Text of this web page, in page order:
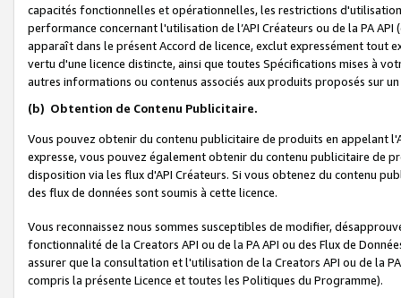
capacités fonctionnelles et opérationnelles, les restrictions
performance concernant l'utilisation de l’API Créateurs ou de la PA
apparaît dans le présent Accord de licence, exclut expressément tout
vertu d'une licence distincte, ainsi que toutes Spécifications mises à
autres informations ou contenus associés aux produits proposés sur
(b) Obtention de Contenu Publicitaire.
Vous pouvez obtenir du contenu publicitaire de produits en appelant
expresse, vous pouvez également obtenir du contenu publicitaire de
disposition via les flux d'API Créateurs. Si vous obtenez du contenu
des flux de données sont soumis à cette licence.
Vous reconnaissez nous sommes susceptibles de modifier,
fonctionnalité de la Creators API ou de la PA API ou des Flux de
assurer que la consultation et l'utilisation de la Creators API ou de la
compris la présente Licence et toutes les Politiques du Programme).